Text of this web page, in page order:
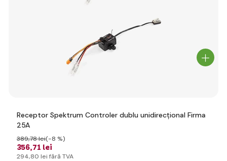
Receptor Spektrum Controler dublu unidirecțional Firma
25A
356,71 lei
389,78 lei(-8 %)
294,80 lei fără TVA